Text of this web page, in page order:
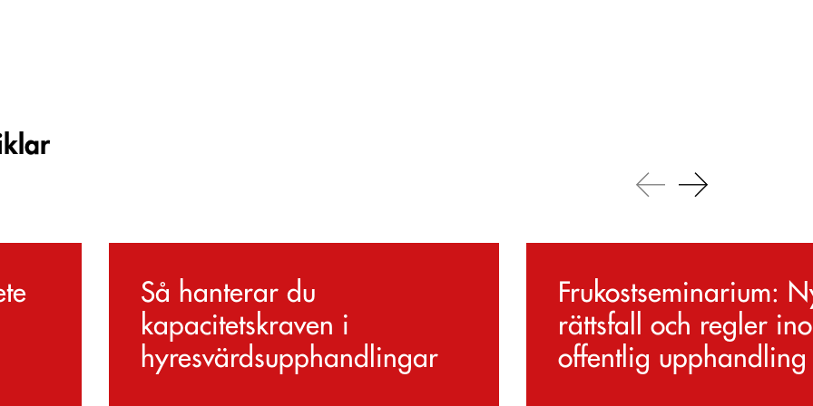
Så hanterar du
kapacitetskraven i
hyresvärdsupphandlingar
Frukostseminarium:
rättsfall och regler
offentlig upphandling